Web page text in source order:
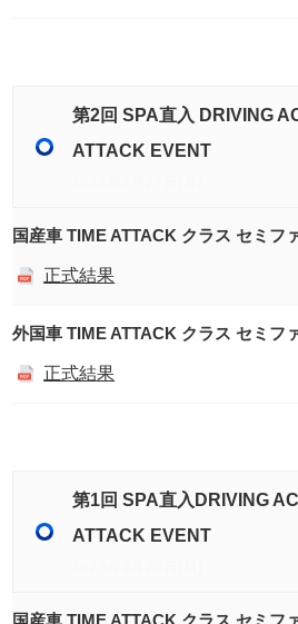
第2回 SPA直入 DRIVING
ATTACK EVENT
国産車 TIME ATTACK クラス セミフ
正式結果
外国車 TIME ATTACK クラス セミフ
正式結果
第1回 SPA直入DRIVING
ATTACK EVENT
国産車 TIME ATTACK クラス セミフ